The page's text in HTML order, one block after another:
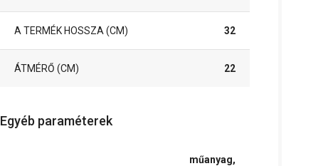
A TERMÉK HOSSZA (CM) 32
ÁTMÉRŐ (CM) 22
Egyéb paraméterek
műanyag,